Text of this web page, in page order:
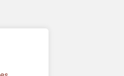
da
somos